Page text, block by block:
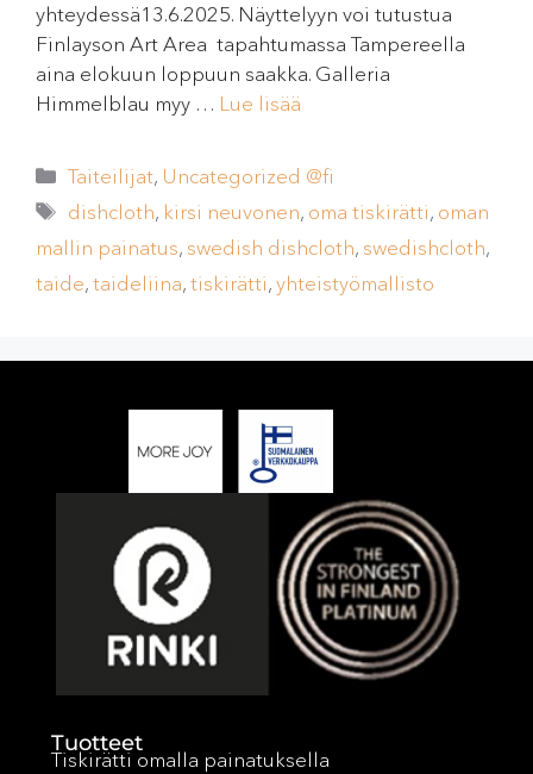
yhteydessä13.6.2025. Näyttelyyn voi tutustua
Finlayson Art Area tapahtumassa Tampereella
aina elokuun loppuun saakka. Galleria
Himmelblau myy … Lue lisää
Taiteilijat, Uncategorized @fi
dishcloth, kirsi neuvonen, oma tiskirätti, oman
mallin painatus, swedish dishcloth, swedishcloth,
taide,taideliina,tiskirätti,yhteistyömallisto
Tuotteet
Tiskirätti omalla painatuksella